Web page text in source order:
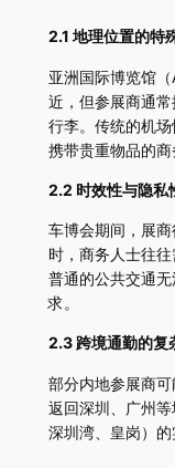
2.1 地理位置的特
亚洲国际博览馆
近，但参展商通常
行李。传统的机
携带贵重物品的商
2.2 时效性与隐私
车博会期间，展
时，商务人士往
普通的公共交通无
求。
2.3 跨境通勤的复
部分内地参展商
返回深圳、广州
深圳湾、皇岗）的